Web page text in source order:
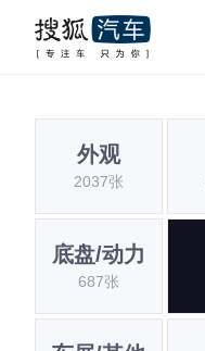
外观
2037张
底盘/动力
687张